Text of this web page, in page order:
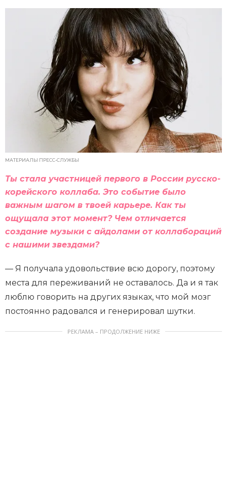
МАТЕРИАЛЫ ПРЕСС-СЛУЖБЫ
Ты стала участницей первого в России русско-
корейского коллаба. Это событие было
важным шагом в твоей карьере. Как ты
ощущала этот момент? Чем отличается
создание музыки с айдолами от коллабораций
с нашими звездами?
— Я получала удовольствие всю дорогу, поэтому
места для переживаний не оставалось. Да и я так
люблю говорить на других языках, что мой мозг
постоянно радовался и генерировал шутки.
РЕКЛАМА – ПРОДОЛЖЕНИЕ НИЖЕ